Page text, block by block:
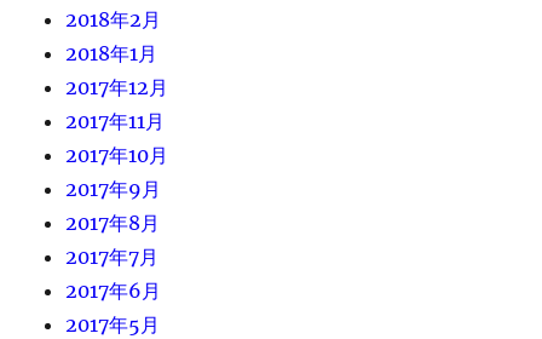
2018年2月
2018年1月
2017年12月
2017年11月
2017年10月
2017年9月
2017年8月
2017年7月
2017年6月
2017年5月